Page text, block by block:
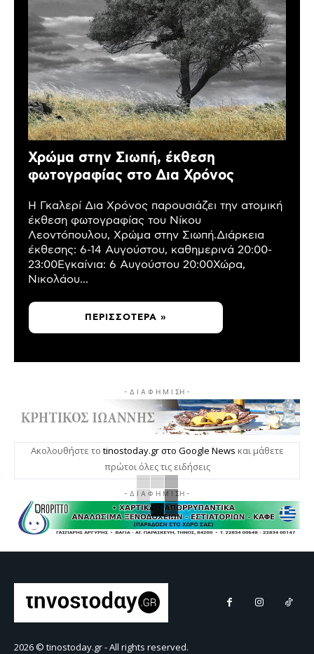
Χρώμα στην Σιωπή, έκθεση
φωτογραφίας στο Δια Χρόνος
Η Γκαλερί Δια Χρόνος παρουσιάζει την ατομική
έκθεση φωτογραφίας του Νίκου
Λεοντόπουλου, Χρώμα στην Σιωπή.Διάρκεια
έκθεσης: 6-14 Αυγούστου, καθημερινά 20:00-
23:00Εγκαίνια: 6 Αυγούστου 20:00Χώρα,
Νικολάου...
ΠΕΡΙΣΣΌΤΕΡΑ »
- Δ Ι Α Φ Η Μ Ι ΣΗ -
Ακολουθήστε το tinostoday.gr στο Google News και μάθετε
πρώτοι όλες τις ειδήσεις
- Δ Ι Α Φ Η Μ Ι ΣΗ -
2026 © tinostoday.gr - All rights reserved.